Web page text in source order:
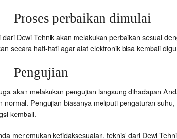
perbaikan dimulai
dari Dewi Tehnik akan melakukan perbaikan sesuai
secara hati-hati agar alat elektronik bisa kembali
akan melakukan pengujian langsung dihadapan
normal. Pengujian biasanya meliputi pengaturan
kembali.
menemukan ketidaksesuaian, teknisi dari Dewi